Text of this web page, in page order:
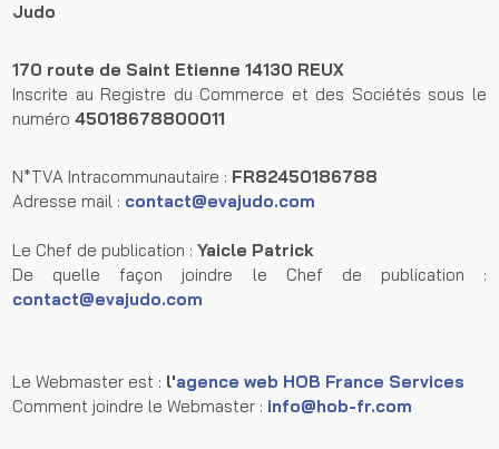
Judo
170 route de Saint Etienne 14130 REUX
Inscrite au Registre du Commerce et des Sociétés sous le
numéro45018678800011
N*TVA Intracommunautaire : FR82450186788
Adresse mail : contact@evajudo.com
Le Chef de publication :Yaicle Patrick
De quelle façon joindre le Chef de publication :
contact@evajudo.com
Le Webmaster est : l'agence web HOB France Services
Comment joindre le Webmaster : info@hob-fr.com